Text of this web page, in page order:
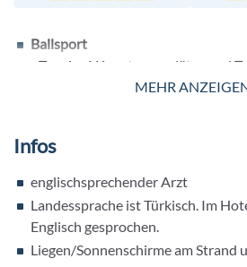
Ballsport
- Tennis: 4 Kunstrasenplätze und
kostenfrei, Flutlicht gegen Gebühr
- Basketball
- Boccia
- Tischtennis
Fitness
- mehrmals in der Woche
MEHR
Infos
englischsprechender Arzt
Landessprache ist Türkisch. Im
Englisch gesprochen.
Liegen/Sonnenschirme am Strand